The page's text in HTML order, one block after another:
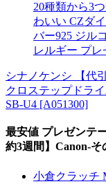
20種類から3
わいい CZダ
バー925 ジル
レルギー プ
シナノケンシ 【代
クロステップドラ
SB-U4 [A051300]
最安値 プレゼンテ
約3週間】Canon-そ
小倉クラッチ